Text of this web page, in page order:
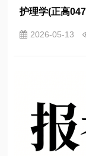
护理学(正高
2026-05-13